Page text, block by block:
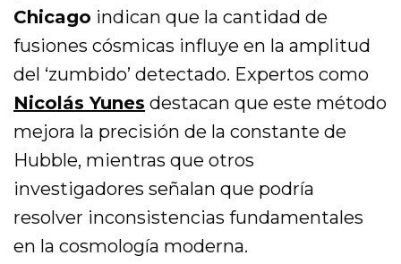
Chicago indican que la cantidad de
fusiones cósmicas influye en la amplitud
del ‘zumbido’ detectado. Expertos como
Nicolás Yunes destacan que este método
mejora la precisión de la constante de
Hubble, mientras que otros
investigadores señalan que podría
resolver inconsistencias fundamentales
en la cosmología moderna.